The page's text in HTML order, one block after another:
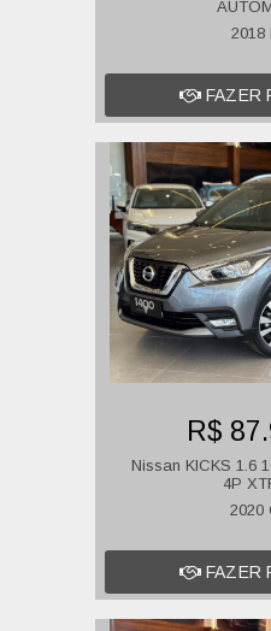
2018
FAZER
R$
Nissan KICKS 1.6
4P
2020
FAZER